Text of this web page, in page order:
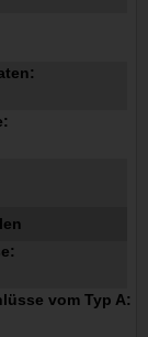
vom Typ A: